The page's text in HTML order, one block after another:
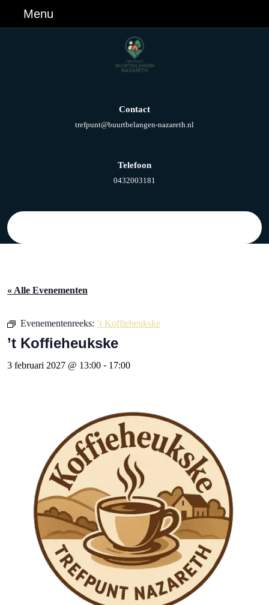
Menu
Contact
trefpunt@buurtbelangen-nazareth.nl
Telefoon
0432003181
« Alle Evenementen
Evenementenreeks: ’t Koffieheukske
’t Koffieheukske
3 februari 2027 @ 13:00 - 17:00